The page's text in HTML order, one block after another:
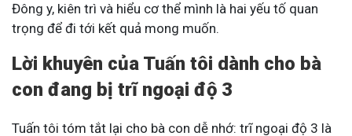
Đông y, kiên trì và hiểu cơ thể mình là hai yếu tố quan
trọng để đi tới kết quả mong muốn.
Lời khuyên của Tuấn tôi dành cho bà
con đang bị trĩ ngoại độ 3
Tuấn tôi tóm tắt lại cho bà con dễ nhớ: trĩ ngoại độ 3 là